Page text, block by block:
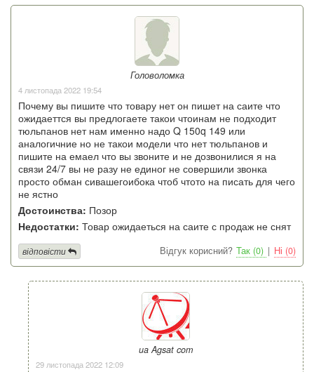
Головоломка
4 листопада 2022 19:54
Почему вы пишите что товару нет он пишет на саите что
ожидаеттся вы предлогаете такои чтоинам не подходит
тюльпанов нет нам именно надо Q 150q 149 или
аналогичние но не такои модели что нет тюльпанов и
пишите на емаел что вы звоните и не дозвонилися я на
связи 24/7 вы не разу не единог не совершили звонка
просто обман сивашегоибока чтоб чтото на писать для чего
не ястно
Достоинства: Позор
Недостатки: Товар ожидаеться на саите с продаж не снят
Відгук корисний? Так (0) | Ні (0)
відповісти
ua Agsat com
29 листопада 2022 12:09